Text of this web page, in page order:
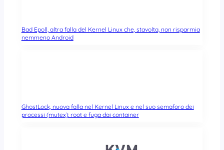
Bad Epoll, altra falla del Kernel Linux che, stavolta, non risparmia
nemmeno Android
GhostLock, nuova falla nel Kernel Linux e nel suo semaforo dei
processi (mutex): root e fuga dai container